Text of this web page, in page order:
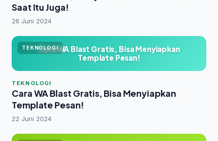
Saat Itu Juga!
26 Juni 2024
TEKNOLOGI
Cara WA Blast Gratis, Bisa Menyiapkan
Template Pesan!
TEKNOLOGI
Cara WA Blast Gratis, Bisa Menyiapkan
Template Pesan!
22 Juni 2024